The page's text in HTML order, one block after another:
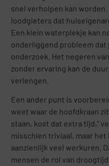
snel verholpen kan
loodgieters dat
Een klein waterplekje kan
onderliggend probleem dat
onderzoek. Het negeren
zonder ervaring kan de
verlengen.
Een ander punt is
weet waar de hoofdkraan
staan, kost dat extra tijd,”
misschien triviaal, maar
aanzienlijk veel werkuren.
mensen de rol van